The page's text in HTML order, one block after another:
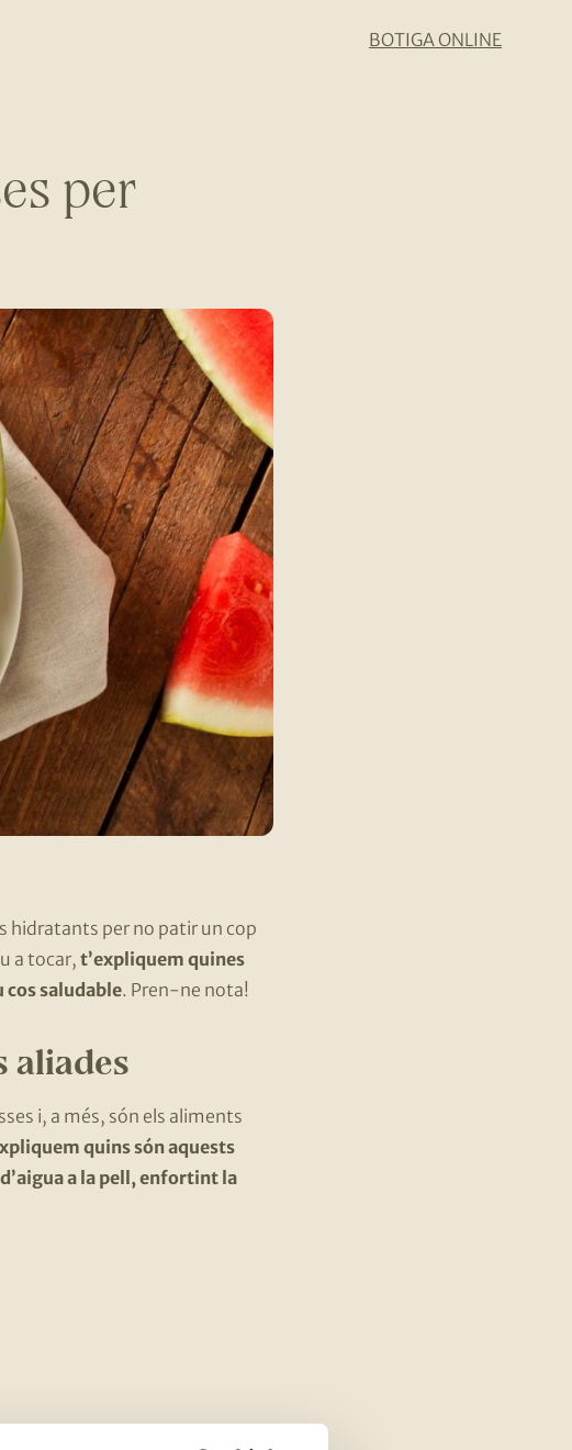
BOTIGA ONLINE
per
hidratants per no patir un cop
a tocar, t’expliquem quines
saludable. Pren-ne nota!
aliades
i, a més, són els aliments
quins són aquests
a la pell, enfortint la